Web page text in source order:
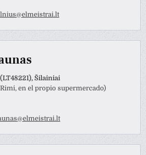
Šilainiai
en el propio supermercado)